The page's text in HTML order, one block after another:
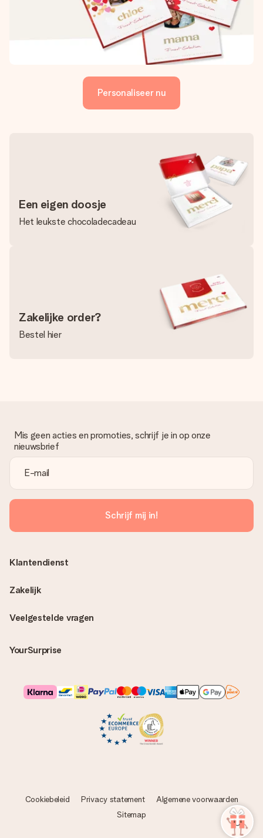
Personaliseer nu
Een eigen doosje
Het leukste chocoladecadeau
Zakelijke order?
Bestel hier
Mis geen acties en promoties, schrijf je in op onze
nieuwsbrief
Schrijf mij in!
Veelgestelde vragen
YourSurprise
Klantendienst
Zakelijk
Cookiebeleid Privacy statement
Algemene voorwaarden
Sitemap